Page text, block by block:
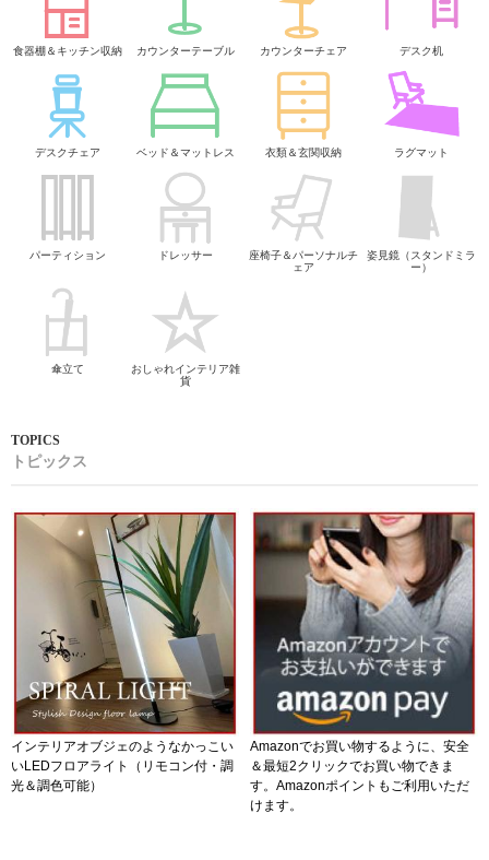
食器棚＆キッチン収納 カウンターテーブル カウンターチェア デスク机
デスクチェア ベッド＆マットレス 衣類＆玄関収納 ラグマット
パーティション ドレッサー
座椅子＆パーソナルチ
ェア
姿見鏡（スタンドミラ
ー）
傘立て
おしゃれインテリア雑
貨
トピックス
インテリアオブジェのようなかっこい
いLEDフロアライト（リモコン付・調
光＆調色可能）
Amazonでお買い物するように、安全
＆最短2クリックでお買い物できま
す。Amazonポイントもご利用いただ
けます。